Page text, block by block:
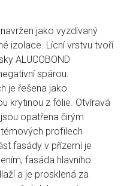
jako vyzdívaný
izolace. Lícní vrstvu tvoří
ALUCOBOND
spárou.
je řešena jako
krytinou z fólie. Otvíravá
opatřena čirým
profilech
fasády v přízemí je
fasáda hlavního
a je prosklená za